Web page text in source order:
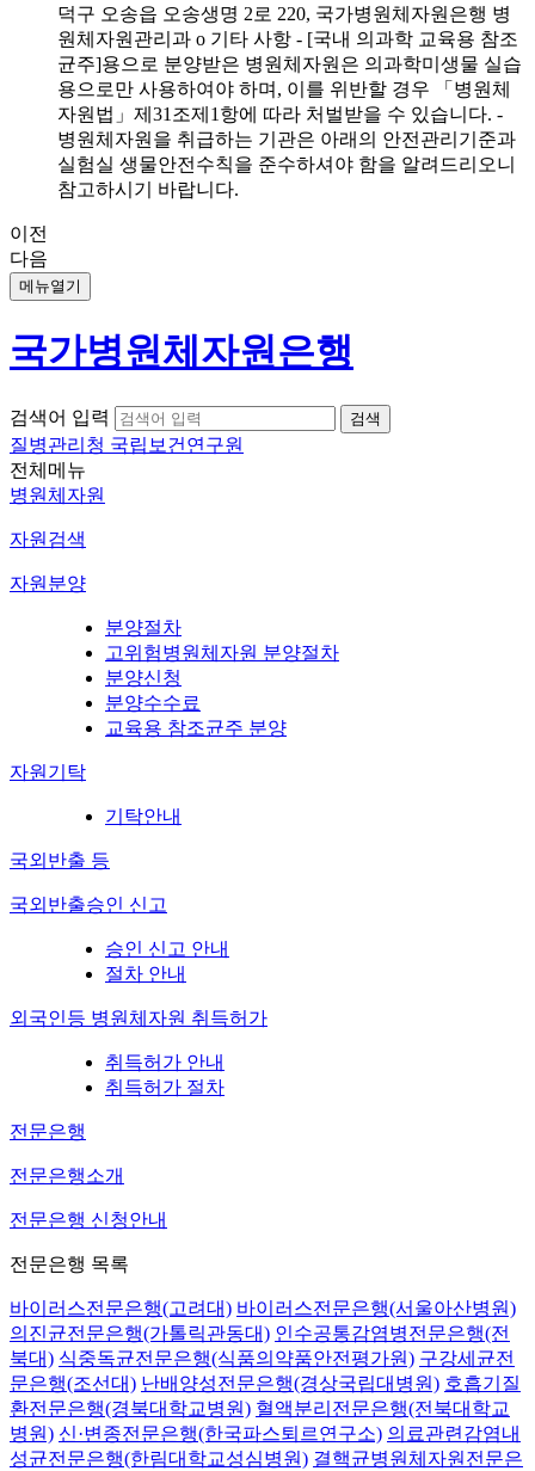
덕구 오송읍 오송생명 2로 220, 국가병원체자원은행 병
원체자원관리과 o 기타 사항 - [국내 의과학 교육용 참조
균주]용으로 분양받은 병원체자원은 의과학미생물 실습
용으로만 사용하여야 하며, 이를 위반할 경우 「병원체
자원법」제31조제1항에 따라 처벌받을 수 있습니다. -
병원체자원을 취급하는 기관은 아래의 안전관리기준과
실험실 생물안전수칙을 준수하셔야 함을 알려드리오니
참고하시기 바랍니다.
이전
다음
메뉴열기
국가병원체자원은행
검색어 입력
질병관리청 국립보건연구원
전체메뉴
병원체자원
자원검색
자원분양
분양절차
고위험병원체자원 분양절차
분양신청
분양수수료
교육용 참조균주 분양
자원기탁
기탁안내
국외반출 등
국외반출승인 신고
승인 신고 안내
절차 안내
외국인등 병원체자원 취득허가
취득허가 안내
취득허가 절차
전문은행
전문은행소개
전문은행 신청안내
전문은행 목록
바이러스전문은행(고려대) 바이러스전문은행(서울아산병원)
의진균전문은행(가톨릭관동대) 인수공통감염병전문은행(전
북대) 식중독균전문은행(식품의약품안전평가원) 구강세균전
문은행(조선대) 난배양성전문은행(경상국립대병원) 호흡기질
환전문은행(경북대학교병원) 혈액분리전문은행(전북대학교
병원) 신·변종전문은행(한국파스퇴르연구소) 의료관련감염내
성균전문은행(한림대학교성심병원) 결핵균병원체자원전문은